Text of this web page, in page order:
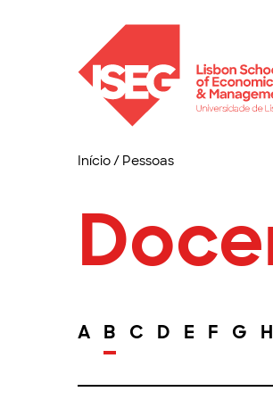
Início/ Pessoas
A B C D E F G H